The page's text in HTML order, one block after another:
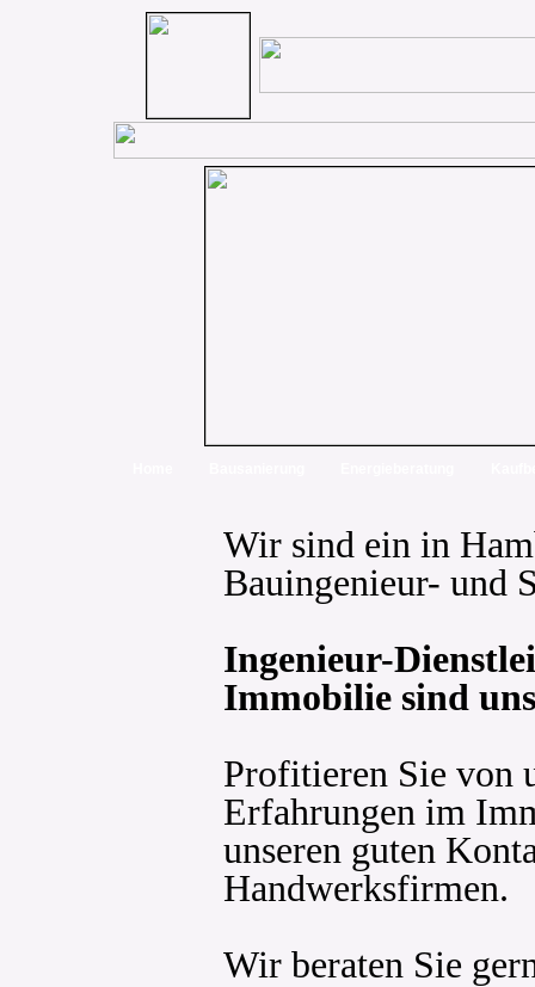
Wir sind ein in
Bauingenieur- und
Ingenieur-
Immobilie sind
Profitieren Sie von
Erfahrungen im
unseren guten
Handwerksfirmen.
Wir beraten Sie